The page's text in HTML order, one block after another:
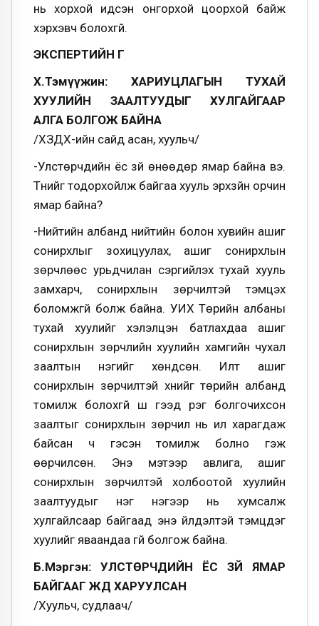
нь хорхой идсэн онгорхой цоорхой байж
хэрхэвч болохгүй.
ЭКСПЕРТИЙН ҮГ
Х.Тэмүүжин: ХАРИУЦЛАГЫН ТУХАЙ
ХУУЛИЙН ЗААЛТУУДЫГ ХУЛГАЙГААР
АЛГА БОЛГОЖ БАЙНА
/ХЗДХ-ийн сайд асан, хуульч/
-Улстөрчдийн ёс зүй өнөөдөр ямар байна вэ.
Түүнийг тодорхойлж байгаа хууль эрхзүйн орчин
ямар байна?
-Нийтийн албанд нийтийн болон хувийн ашиг
сонирхлыг зохицуулах, ашиг сонирхлын
зөрчлөөс урьдчилан сэргийлэх тухай хууль
замхарч, сонирхлын зөрчилтэй тэмцэх
боломжгүй болж байна. УИХ Төрийн албаны
тухай хуулийг хэлэлцэн батлахдаа ашиг
сонирхлын зөрчлийн хуулийн хамгийн чухал
заалтын нэгийг хөндсөн. Илт ашиг
сонирхлын зөрчилтэй хүнийг төрийн албанд
томилж болохгүй шүү гээд үүрэг болгочихсон
заалтыг сонирхлын зөрчил нь ил харагдаж
байсан ч гэсэн томилж болно гэж
өөрчилсөн. Энэ мэтээр авлига, ашиг
сонирхлын зөрчилтэй холбоотой хуулийн
заалтуудыг нэг нэгээр нь хумсалж
хулгайлсаар байгаад энэ үйлдэлтэй тэмцдэг
хуулийг яваандаа үгүй болгож байна.
Б.Мэргэн: УЛСТӨРЧДИЙН ЁС ЗҮЙ ЯМАР
БАЙГААГ ЖДҮ ХАРУУЛСАН
/Хуульч, судлаач/